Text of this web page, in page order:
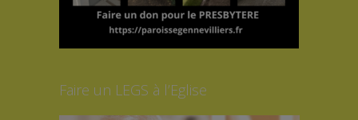
Faire un LEGS à l’Eglise